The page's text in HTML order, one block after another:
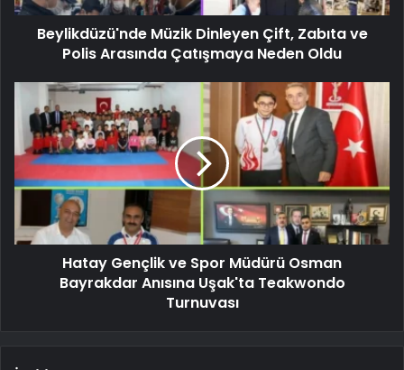
Beylikdüzü'nde Müzik Dinleyen Çift, Zabıta ve
Polis Arasında Çatışmaya Neden Oldu
Hatay Gençlik ve Spor Müdürü Osman
Bayrakdar Anısına Uşak'ta Teakwondo
Turnuvası